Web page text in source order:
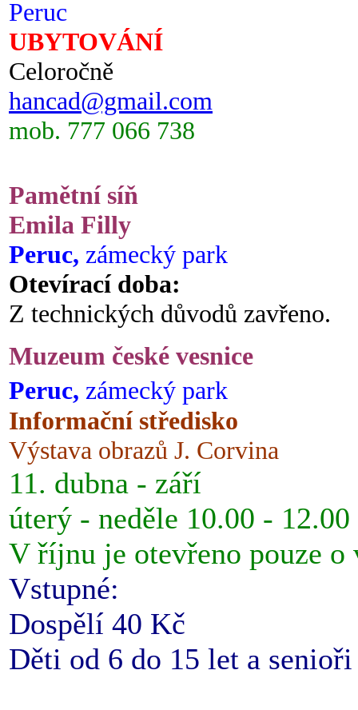
Peruc
UBYTOVÁNÍ
Celoročně
hancad@gmail.com
mob. 777 066 738
Pamětní síň
Emila Filly
Peruc, zámecký park
Otevírací doba:
Z technických důvodů zavřeno.
Muzeum české vesnice
Peruc, zámecký park
Informační středisko
Výstava obrazů J. Corvina
11. dubna - září
úterý - neděle 10.00 -
V říjnu je otevřeno pouze o
Vstupné:
Dospělí 40 Kč
Děti od 6 do 15 let a